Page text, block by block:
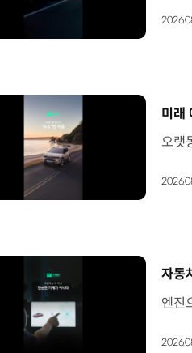
[동
미래
[동
자동